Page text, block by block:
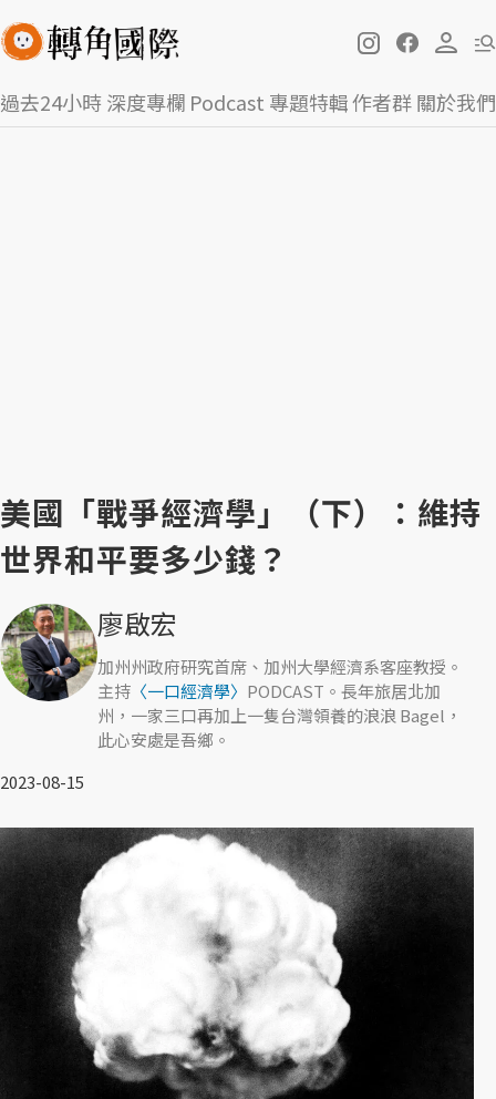
過去24小時深度專欄 Podcast 專題特輯作者群關於我們
美國「戰爭經濟學」（下）：維持
世界和平要多少錢？
廖啟宏
加州州政府研究首席、加州大學經濟系客座教授。
主持 〈一口經濟學〉 PODCAST。長年旅居北加
州，一家三口再加上一隻台灣領養的浪浪 Bagel，
此心安處是吾鄉。
2023-08-15